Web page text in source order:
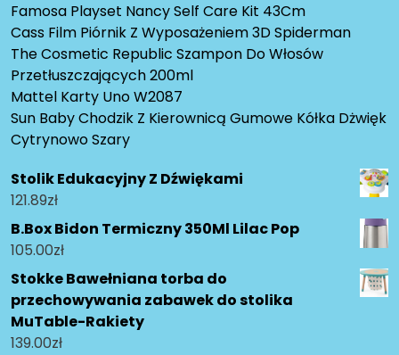
Famosa Playset Nancy Self Care Kit 43Cm
Cass Film Piórnik Z Wyposażeniem 3D Spiderman
The Cosmetic Republic Szampon Do Włosów
Przetłuszczających 200ml
Mattel Karty Uno W2087
Sun Baby Chodzik Z Kierownicą Gumowe Kółka Dżwięk
Cytrynowo Szary
Stolik Edukacyjny Z Dźwiękami
121.89zł
B.Box Bidon Termiczny 350Ml Lilac Pop
105.00zł
Stokke Bawełniana torba do
przechowywania zabawek do stolika
MuTable-Rakiety
139.00zł